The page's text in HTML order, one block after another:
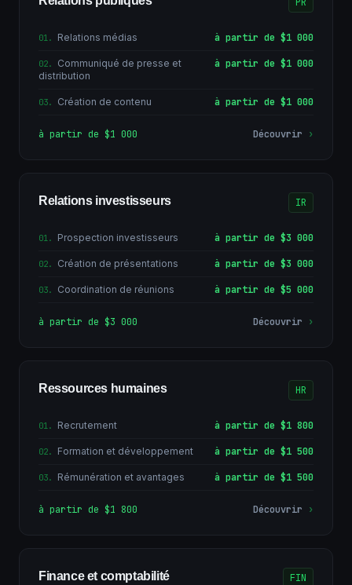
01. Relations médias à partir de $1 000
02.
Communiqué de presse et
distribution
à partir de $1 000
03. Création de contenu à partir de $1 000
à partir de $1 000 Découvrir ›
Relations investisseurs IR
01. Prospection investisseurs à partir de $3 000
02. Création de présentations à partir de $3 000
03. Coordination de réunions à partir de $5 000
à partir de $3 000 Découvrir ›
Ressources humaines HR
01. Recrutement à partir de $1 800
02. Formation et développement à partir de $1 500
03. Rémunération et avantages à partir de $1 500
à partir de $1 800 Découvrir ›
Finance et comptabilité FIN